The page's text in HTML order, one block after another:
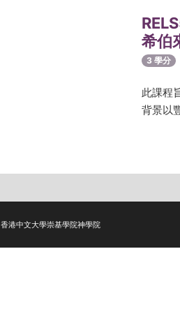
希伯
3 學分
此課程
背景以
香港中文大學崇基學院神學院